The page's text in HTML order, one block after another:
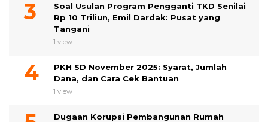
Soal Usulan Program Pengganti TKD Senilai
Rp 10 Triliun, Emil Dardak: Pusat yang
Tangani
1 view
PKH SD November 2025: Syarat, Jumlah
Dana, dan Cara Cek Bantuan
1 view
Dugaan Korupsi Pembangunan Rumah